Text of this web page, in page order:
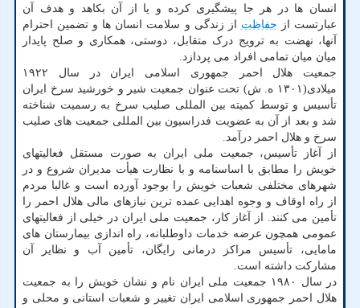
انسان ها در هر جا پیشگیری کرده و یا از آن بکاهد و هدف آن
عبارتست از حفاظت از زندگی و سلامت انسان ها و تضمین احترام
آنها، نهضت به ترویج درک متقابل، دوستی، همکاری و صلح پایدار
میان میان تمامی افراد می پردازد.
جمعیت هلال احمر جمهوری اسلامی ایران در سال ۱۹۲۲
میلادی(۱۳۰۱ ه. ش) تحت عنوان جمعیت شیر و خورشید سرخ ایران
تأسیس و توسط کمیته بین المللی صلیب سرخ به رسمیت شناخته
شد و بعد از آن به عضویت فدراسیون بین المللی جمعیت های صلیب
سرخ و هلال احمر درآمد.
از آغاز تأسیس، جمعیت ملی ایران به صورت مستقل فعالیتهای
خویش را مطابق با اساسنامه و با نظارت هیأت مدیران شروع و در
شهرهای مختلفی شعبات خویش را بوجود آورده است و غالبا مردم
از راه اوقاف و وجوه اهدایی عمده ترین نیازهای مالی هلال احمر را
تأمین می کنند. از آغاز کار، جمعیت ملی ایران در خیلی از فعالیتهای
عمومی همچون عرضه خدمات داوطلبانه، راه اندازی بیمارستان های
مامایی، تأسیس مراکز درمانی رایگان، تأمین آب و نظایر آن
مشارکت داشته است.
در سال ۱۹۸۰ جمعیت ملی ایران نام و نشان خویش را به جمعیت
هلال احمر جمهوری اسلامی ایران تغییر و شعبات استانی و محلی و